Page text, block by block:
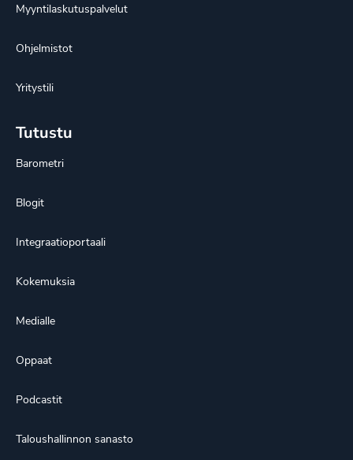
Myyntilaskutuspalvelut
Ohjelmistot
Yritystili
Tutustu
Barometri
Blogit
Integraatioportaali
Kokemuksia
Medialle
Oppaat
Podcastit
Taloushallinnon sanasto